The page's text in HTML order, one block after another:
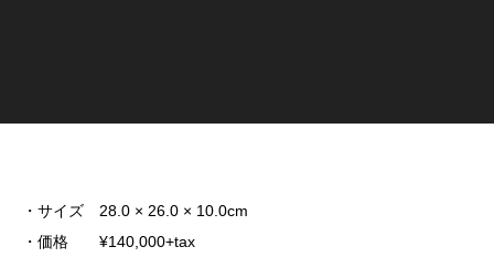
・サイズ 28.0 × 26.0 × 10.0cm
・価格 ¥140,000+tax